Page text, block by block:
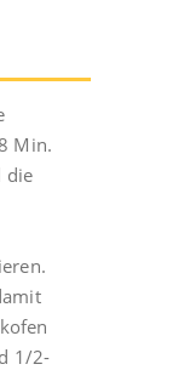
Min.
die
1/2-